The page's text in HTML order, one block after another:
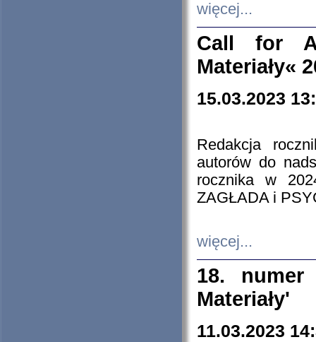
więcej...
Call for
Materiały«
15.03.2023
Redakcja
autorów do
rocznika w
ZAGŁADA i
więcej...
18. numer
Materiały'
11.03.2023